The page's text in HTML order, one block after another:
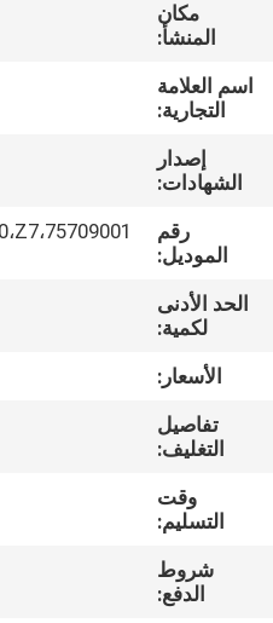
معلومات
عنا
جولة
المعمل
مراقبة
الجودة
اتصل
أخبار
مكان
المنشأ:
اسم العلامة
التجارية:
إصدار
الشهادات:
رقم
الموديل:
75709001،GTXL،GT525،GT7250،XLC700،Z7
الحد الأدنى
لكمية:
الأسعار:
تفاصيل
التغليف:
وقت
التسليم:
شروط
الدفع: